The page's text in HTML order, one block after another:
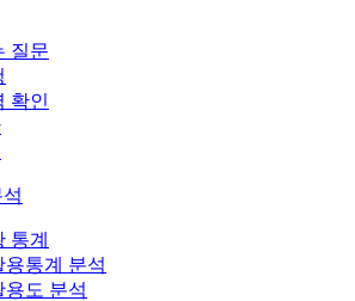
질문
확인
통계
용통계 분석
용도 분석